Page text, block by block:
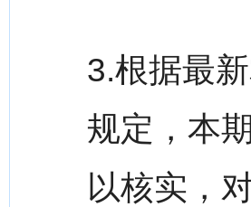
3.根据最
规定，本
以核实，